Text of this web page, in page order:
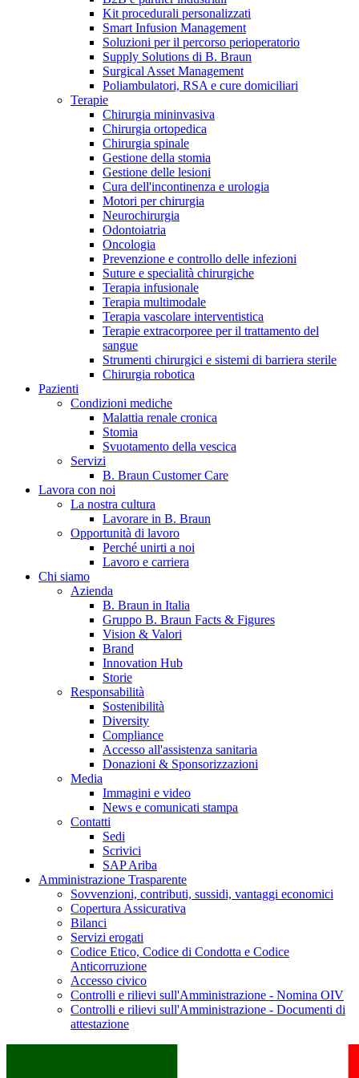
Catalogo prodotti
Trova il prodotto che stai cercando. Visita il catalogo B.
Braun con il nostro portfolio completo.
Hai domande o richieste? Scrivici per entrare subito in
contatto con un nostro referente.
B. Braun in Italia
Scopri chi siamo ed entra nel mondo di B. Braun in Italia: 4
sedi, 4 aziende, più di 700 dipendenti e un Centro di
Eccellenza a livello globale.
Kit procedurali personalizzati
Smart Infusion Management
Soluzioni per il percorso perioperatorio
Supply Solutions di B. Braun
Surgical Asset Management
Poliambulatori, RSA e cure domiciliari
Terapie
Chirurgia mininvasiva
Chirurgia ortopedica
Chirurgia spinale
Gestione della stomia
Gestione delle lesioni
Cura dell'incontinenza e urologia
Motori per chirurgia
Neurochirurgia
Odontoiatria
Oncologia
Prevenzione e controllo delle infezioni
Suture e specialità chirurgiche
Terapia infusionale
Terapia multimodale
Terapia vascolare interventistica
Terapie extracorporee per il trattamento del
sangue
Strumenti chirurgici e sistemi di barriera sterile
Chirurgia robotica
Pazienti
Condizioni mediche
Malattia renale cronica
Stomia
Svuotamento della vescica
Servizi
B. Braun Customer Care
Lavora con noi
La nostra cultura
Lavorare in B. Braun
Opportunità di lavoro
Perché unirti a noi
Lavoro e carriera
Chi siamo
Azienda
B. Braun in Italia
Gruppo B. Braun Facts & Figures
Vision & Valori
Brand
Innovation Hub
Storie
Responsabilità
Sostenibilità
Diversity
Compliance
Accesso all'assistenza sanitaria
Donazioni & Sponsorizzazioni
Media
Immagini e video
News e comunicati stampa
Contatti
Sedi
Scrivici
SAP Ariba
Amministrazione Trasparente
Sovvenzioni, contributi, sussidi, vantaggi economici
Copertura Assicurativa
Bilanci
Servizi erogati
Codice Etico, Codice di Condotta e Codice
Anticorruzione
Accesso civico
Controlli e rilievi sull'Amministrazione - Nomina OIV
Controlli e rilievi sull'Amministrazione - Documenti di
attestazione